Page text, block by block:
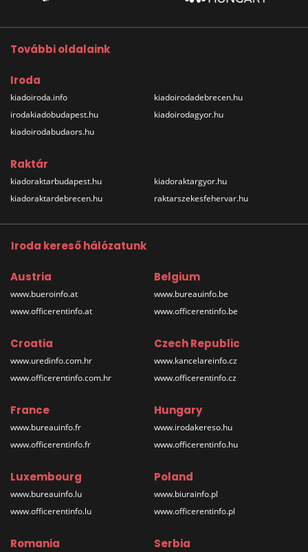
További oldalaink
Iroda
kiadoiroda.info
irodakiadobudapest.hu
kiadoirodabudaors.hu
kiadoirodadebrecen.hu
kiadoirodagyor.hu
Raktár
kiadoraktarbudapest.hu
kiadoraktardebrecen.hu
kiadoraktargyor.hu
raktarszekesfehervar.hu
Iroda kereső hálózatunk
Austria
www.bueroinfo.at
www.officerentinfo.at
Belgium
www.bureauinfo.be
www.officerentinfo.be
Croatia
www.uredinfo.com.hr
www.officerentinfo.com.hr
Czech Republic
www.kancelareinfo.cz
www.officerentinfo.cz
France
www.bureauinfo.fr
www.officerentinfo.fr
Hungary
www.irodakereso.hu
www.officerentinfo.hu
Luxembourg
www.bureauinfo.lu
www.officerentinfo.lu
Poland
www.biurainfo.pl
www.officerentinfo.pl
Romania Serbia